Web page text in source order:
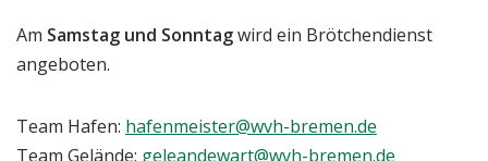
Am Samstag und Sonntagwird ein Brötchendienst
angeboten.
Team Hafen: hafenmeister@wvh-bremen.de
Team Gelände: geleandewart@wvh-bremen.de